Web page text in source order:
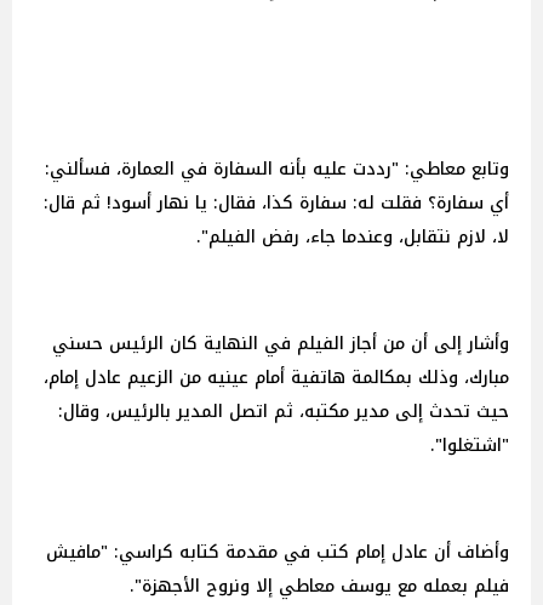
وتابع معاطي: "رددت عليه بأنه السفارة في العمارة، فسألني:
أي سفارة؟ فقلت له: سفارة كذا، فقال: يا نهار أسود! ثم قال:
لا، لازم نتقابل، وعندما جاء، رفض الفيلم".
وأشار إلى أن من أجاز الفيلم في النهاية كان الرئيس حسني
مبارك، وذلك بمكالمة هاتفية أمام عينيه من الزعيم عادل إمام،
حيث تحدث إلى مدير مكتبه، ثم اتصل المدير بالرئيس، وقال:
"اشتغلوا".
وأضاف أن عادل إمام كتب في مقدمة كتابه كراسي: "مافيش
فيلم بعمله مع يوسف معاطي إلا ونروح الأجهزة".